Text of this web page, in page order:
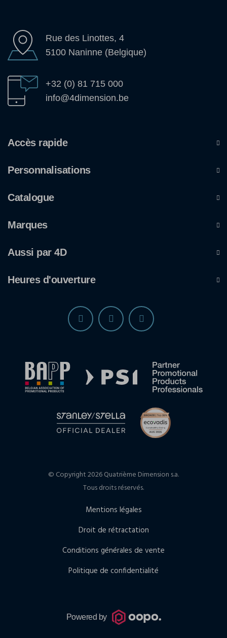
Rue des Linottes, 4
5100 Naninne (Belgique)
+32 (0) 81 715 000
info@4dimension.be
Accès rapide
Personnalisations
Catalogue
Marques
Aussi par 4D
Heures d'ouverture
© Copyright 2026 Quatrième Dimension s.a.
Tous droits réservés.
Mentions légales
Droit de rétractation
Conditions générales de vente
Politique de confidentialité
Powered by